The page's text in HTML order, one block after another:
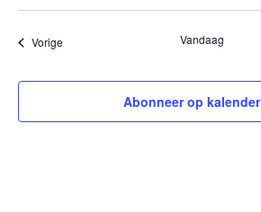
VorigeEvenementen Vandaag
Abonneer op kalender